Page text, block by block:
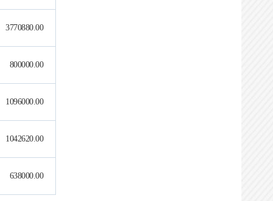
3770880.00
800000.00
1096000.00
1042620.00
638000.00